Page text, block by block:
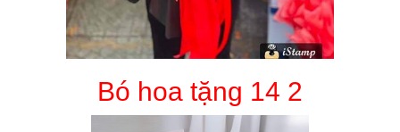
Bó hoa tặng 14 2